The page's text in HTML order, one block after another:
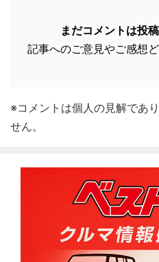
まだコメントは投
記事へのご意見やご感想
※コメントは個人の見解であ
せん。